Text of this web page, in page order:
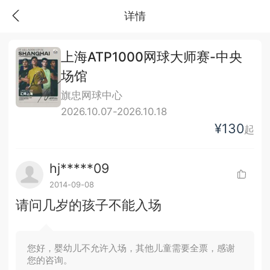
详情
上海ATP1000网球大师赛-中央
场馆
旗忠网球中心
2026.10.07-2026.10.18
¥130起
hj*****09
2014-09-08
请问几岁的孩子不能入场
您好，婴幼儿不允许入场，其他儿童需要全票，感谢
您的咨询。